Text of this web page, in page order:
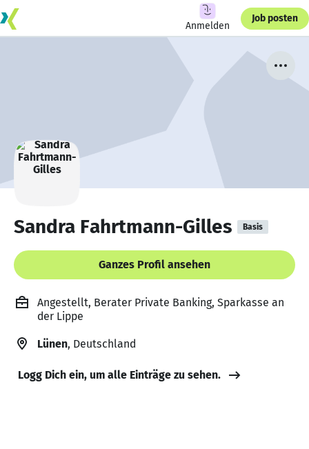
Anmelden
Job posten
Sandra Fahrtmann-Gilles Basis
Ganzes Profil ansehen
Angestellt, Berater Private Banking, Sparkasse an
der Lippe
Lünen, Deutschland
Logg Dich ein, um alle Einträge zu sehen.